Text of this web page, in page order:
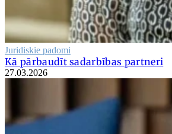
Juridiskie padomi
Kā pārbaudīt sadarbības partneri
27.03.2026